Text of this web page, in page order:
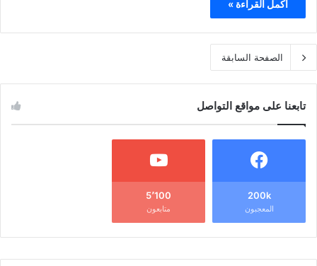
أكمل القراءة »
الصفحة السابقة
تابعنا على مواقع التواصل
200k
المعجبون
5٬100
متابعون